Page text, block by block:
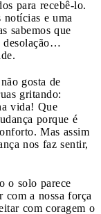
para recebê-lo.
notícias e uma
sabemos que
desolação…
gosta de
gritando:
vida! Que
porque é
Mas assim
nos faz sentir,
o solo parece
com a nossa força
com coragem o